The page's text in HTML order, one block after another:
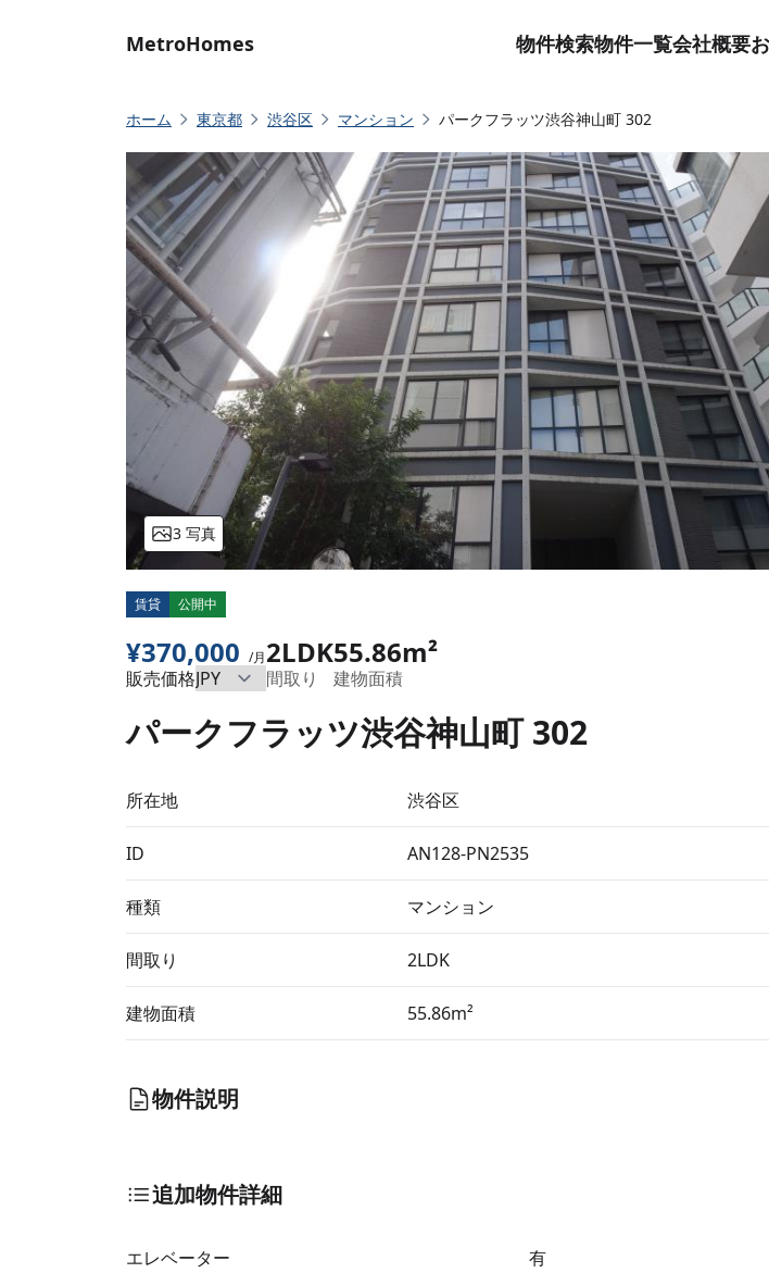
MetroHomes 物件検索物件一覧会社概要
ホーム 東京都 渋谷区 マンション パークフラッツ渋谷神山町 302
3 写真
賃貸 公開中
¥370,000 /月
販売価格
2LDK
間取り
55.86m²
建物面積
パークフラッツ渋谷神山町 302
所在地 渋谷区
ID AN128-PN2535
種類 マンション
間取り 2LDK
建物面積 55.86m²
物件説明
追加物件詳細
エレベーター 有